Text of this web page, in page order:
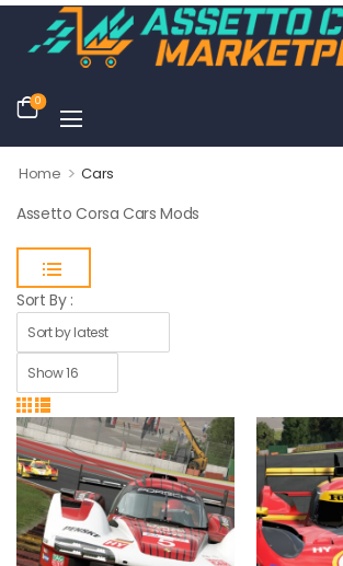
0
Home > Cars
Assetto Corsa Cars Mods
Sort By :